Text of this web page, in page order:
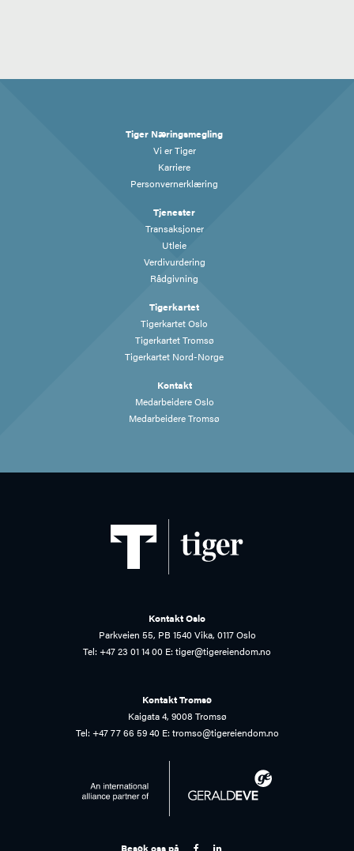
Tiger Næringsmegling
Vi er Tiger
Karriere
Personvernerklæring
Tjenester
Transaksjoner
Utleie
Verdivurdering
Rådgivning
Tigerkartet
Tigerkartet Oslo
Tigerkartet Tromsø
Tigerkartet Nord-Norge
Kontakt
Medarbeidere Oslo
Medarbeidere Tromsø
Kontakt Oslo
Parkveien 55, PB 1540 Vika, 0117 Oslo
Tel: +47 23 01 14 00 E: tiger@tigereiendom.no
Kontakt Tromsø
Kaigata 4, 9008 Tromsø
Tel: +47 77 66 59 40 E: tromso@tigereiendom.no
Besøk oss på